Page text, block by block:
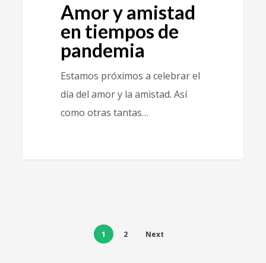
Amor y amistad
en tiempos de
pandemia
Estamos próximos a celebrar el
día del amor y la amistad. Así
como otras tantas…
1 2 Next